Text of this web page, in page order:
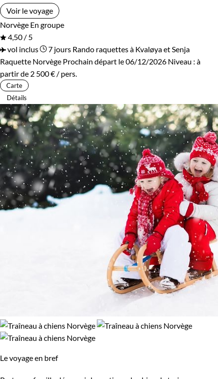
Voir le voyage
Norvège En groupe
4,50 / 5
vol inclus
7 jours Rando raquettes à Kvaløya et Senja
Raquette Norvège Prochain départ le 06/12/2026 Niveau : à
partir de 2 500 € / pers.
Carte
Détails
Le voyage en bref